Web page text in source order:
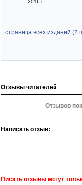
2016 г.
страница всех изданий (2
Отзывы читателей
Отзывов
Написать отзыв:
Писать отзывы могут